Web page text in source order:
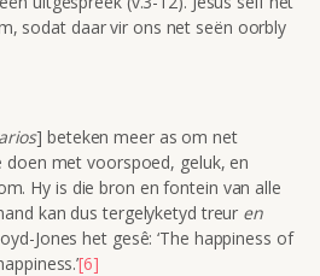
sodat daar vir ons net seën oorbly
] beteken meer as om net
doen met voorspoed, geluk, en
Hy is die bron en fontein van alle
kan dus tergelyketyd treur en
Jones het gesê: ‘The happiness of
[6]